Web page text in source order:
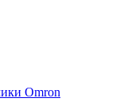
Omron